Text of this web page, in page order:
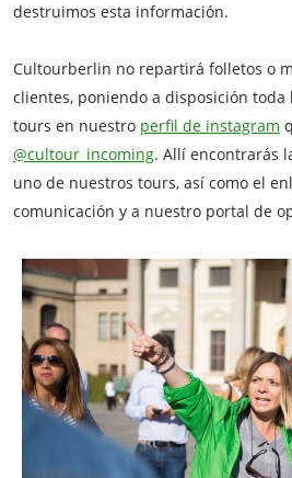
destruimos esta información.
Cultourberlin no repartirá folletos o
clientes, poniendo a disposición
tours en nuestro perfil de instagram
@cultour_incoming. Allí encontrarás
uno de nuestros tours, así como el
comunicación y a nuestro portal de